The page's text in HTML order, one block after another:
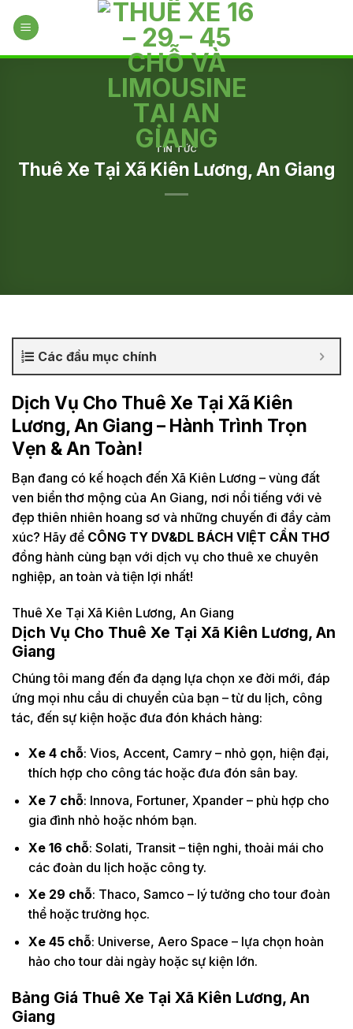
TIN TỨC
Thuê Xe Tại Xã Kiên Lương, An Giang
Các đầu mục chính
Dịch Vụ Cho Thuê Xe Tại Xã Kiên
Lương, An Giang – Hành Trình Trọn
Vẹn & An Toàn!
Bạn đang có kế hoạch đến Xã Kiên Lương – vùng đất
ven biển thơ mộng của An Giang, nơi nổi tiếng với vẻ
đẹp thiên nhiên hoang sơ và những chuyến đi đầy cảm
xúc? Hãy để CÔNG TY DV&DL BÁCH VIỆT CẦN THƠ
đồng hành cùng bạn với dịch vụ cho thuê xe chuyên
nghiệp, an toàn và tiện lợi nhất!
Thuê Xe Tại Xã Kiên Lương, An Giang
Dịch Vụ Cho Thuê Xe Tại Xã Kiên Lương, An
Giang
Chúng tôi mang đến đa dạng lựa chọn xe đời mới, đáp
ứng mọi nhu cầu di chuyển của bạn – từ du lịch, công
tác, đến sự kiện hoặc đưa đón khách hàng:
Xe 4 chỗ: Vios, Accent, Camry – nhỏ gọn, hiện đại,
thích hợp cho công tác hoặc đưa đón sân bay.
Xe 7 chỗ: Innova, Fortuner, Xpander – phù hợp cho
gia đình nhỏ hoặc nhóm bạn.
Xe 16 chỗ: Solati, Transit – tiện nghi, thoải mái cho
các đoàn du lịch hoặc công ty.
Xe 29 chỗ: Thaco, Samco – lý tưởng cho tour đoàn
thể hoặc trường học.
Xe 45 chỗ: Universe, Aero Space – lựa chọn hoàn
hảo cho tour dài ngày hoặc sự kiện lớn.
Bảng Giá Thuê Xe Tại Xã Kiên Lương, An
Giang